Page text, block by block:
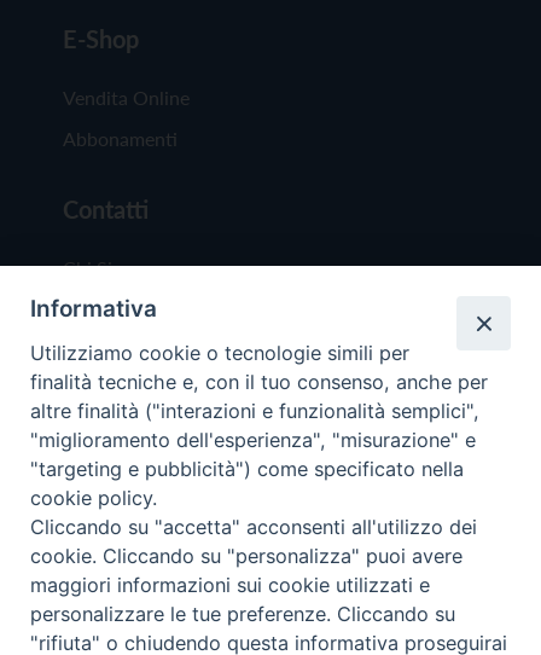
E-Shop
Vendita Online
Abbonamenti
Contatti
Chi Siamo
Redazione
Scrivici
Copyright © 2019 - Tutti i diritti riservati - Vita
Trentina Editrice
Privacy Policy
Torna
Informativa
Utilizziamo cookie o tecnologie simili per
finalità tecniche e, con il tuo consenso, anche per
altre finalità ("interazioni e funzionalità semplici",
"miglioramento dell'esperienza", "misurazione" e
"targeting e pubblicità") come specificato nella
cookie policy.
Cliccando su "accetta" acconsenti all'utilizzo dei
cookie. Cliccando su "personalizza" puoi avere
maggiori informazioni sui cookie utilizzati e
personalizzare le tue preferenze. Cliccando su
"rifiuta" o chiudendo questa informativa proseguirai